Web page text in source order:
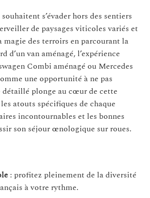
s’évader hors des sentiers
de paysages viticoles variés et
des terroirs en parcourant la
d’un van aménagé, l’expérience
Combi aménagé ou Mercedes
une opportunité à ne pas
détaillé plonge au cœur de cette
atouts spécifiques de chaque
incontournables et les bonnes
son séjour œnologique sur roues.
: profitez pleinement de la diversité
à votre rythme.